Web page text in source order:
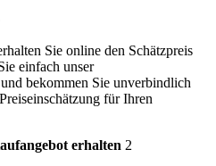
Sie online den Schätzpreis
einfach unser
bekommen Sie unverbindlich
für Ihren
erhalten 2